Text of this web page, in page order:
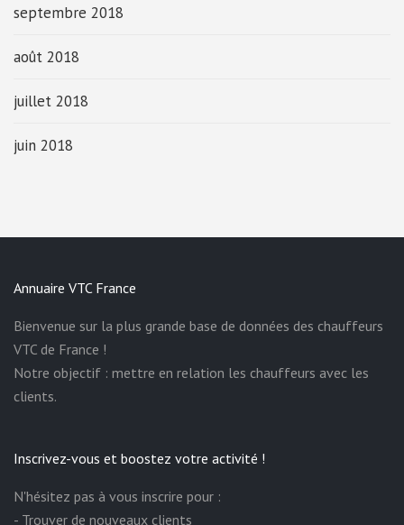
septembre 2018
août 2018
juillet 2018
juin 2018
Annuaire VTC France
Bienvenue sur la plus grande base de données des chauffeurs
VTC de France !
Notre objectif : mettre en relation les chauffeurs avec les
clients.
Inscrivez-vous et boostez votre activité !
N'hésitez pas à vous inscrire pour :
- Trouver de nouveaux clients